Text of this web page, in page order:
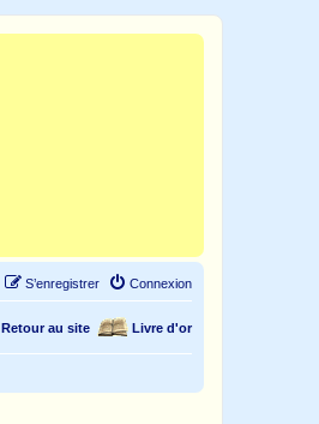
Connexion
S’enregistrer
Livre d'or
Retour au site